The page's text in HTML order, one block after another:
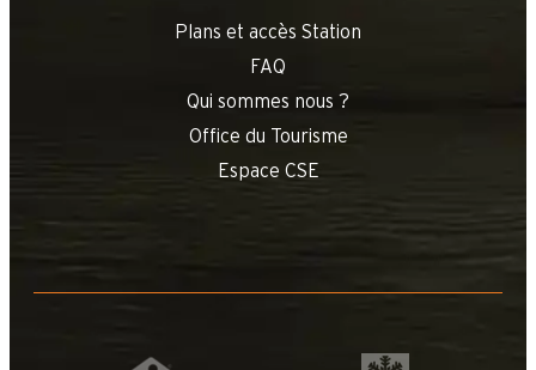
Plans et accès Station
FAQ
Qui sommes nous ?
Office du Tourisme
Espace CSE